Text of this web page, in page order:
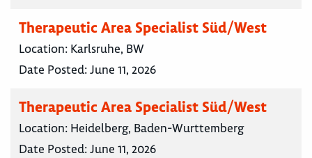
Therapeutic Area Specialist Süd/West
Location: Karlsruhe, BW
Date Posted:June 11, 2026
Therapeutic Area Specialist Süd/West
Location: Heidelberg, Baden-Wurttemberg
Date Posted:June 11, 2026